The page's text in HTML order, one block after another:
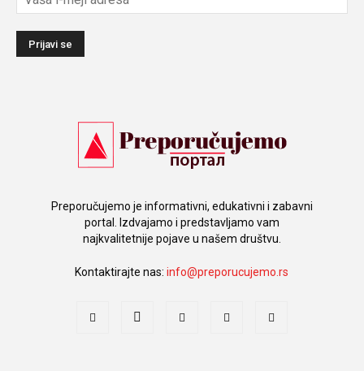
Preporučujemo je informativni, edukativni i zabavni
portal. Izdvajamo i predstavljamo vam
najkvalitetnije pojave u našem društvu.
Kontaktirajte nas:info@preporucujemo.rs